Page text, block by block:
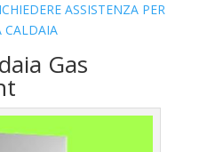
ASSISTENZA PER
CALDAIA
Gas